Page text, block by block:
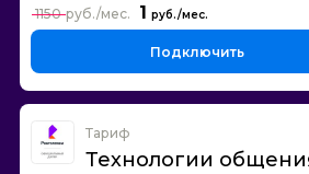
1
1150
Подключить
Тариф
Технологии